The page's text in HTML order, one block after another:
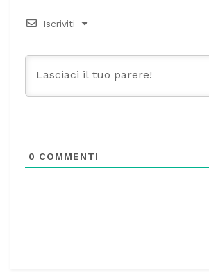
Iscriviti
0 COMMENTI